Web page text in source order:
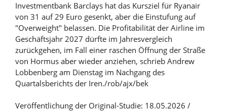
Investmentbank Barclays hat das Kursziel für Ryanair
von 31 auf 29 Euro gesenkt, aber die Einstufung auf
"Overweight" belassen. Die Profitabilität der Airline im
Geschäftsjahr 2027 dürfte im Jahresvergleich
zurückgehen, im Fall einer raschen Öffnung der Straße
von Hormus aber wieder anziehen, schrieb Andrew
Lobbenberg am Dienstag im Nachgang des
Quartalsberichts der Iren./rob/ajx/bek
Veröffentlichung der Original-Studie: 18.05.2026 /